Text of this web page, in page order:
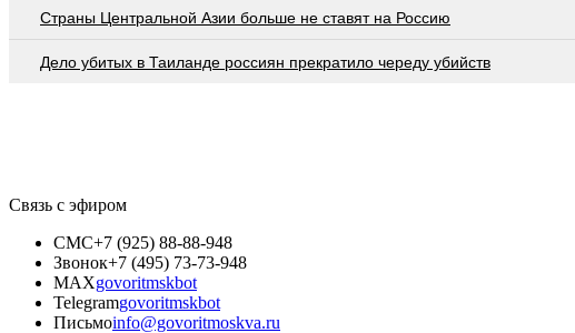
Страны Центральной Азии больше не ставят на Россию
Дело убитых в Таиланде россиян прекратило череду убийств
Связь с эфиром
СМС+7 (925) 88-88-948
Звонок+7 (495) 73-73-948
MAXgovoritmskbot
Telegramgovoritmskbot
Письмоinfo@govoritmoskva.ru